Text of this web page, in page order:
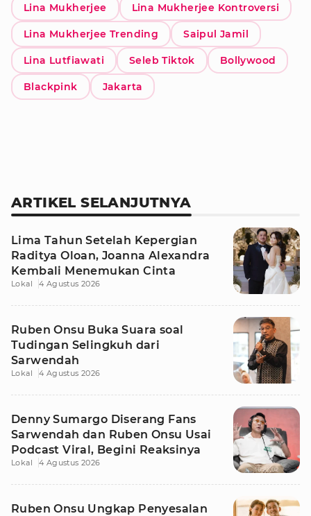
Lina Mukherjee Lina Mukherjee Kontroversi
Lina Mukherjee Trending Saipul Jamil
Lina Lutfiawati Seleb Tiktok Bollywood
Blackpink Jakarta
ARTIKEL SELANJUTNYA
Lima Tahun Setelah Kepergian
Raditya Oloan, Joanna Alexandra
Kembali Menemukan Cinta
Lokal 4 Agustus 2026
Ruben Onsu Buka Suara soal
Tudingan Selingkuh dari
Sarwendah
Lokal 4 Agustus 2026
Denny Sumargo Diserang Fans
Sarwendah dan Ruben Onsu Usai
Podcast Viral, Begini Reaksinya
Lokal 4 Agustus 2026
Ruben Onsu Ungkap Penyesalan